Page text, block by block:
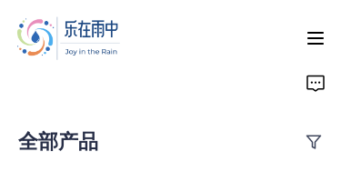
全部产品
उत्पाद